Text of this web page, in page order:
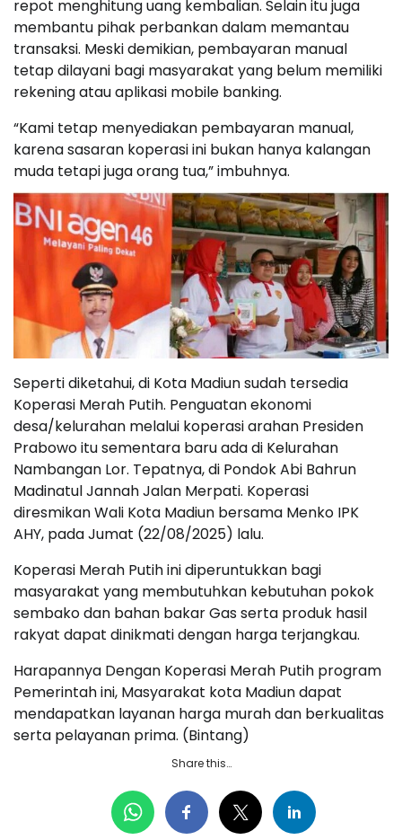
repot menghitung uang kembalian. Selain itu juga
membantu pihak perbankan dalam memantau
transaksi. Meski demikian, pembayaran manual
tetap dilayani bagi masyarakat yang belum memiliki
rekening atau aplikasi mobile banking.
“Kami tetap menyediakan pembayaran manual,
karena sasaran koperasi ini bukan hanya kalangan
muda tetapi juga orang tua,” imbuhnya.
Seperti diketahui, di Kota Madiun sudah tersedia
Koperasi Merah Putih. Penguatan ekonomi
desa/kelurahan melalui koperasi arahan Presiden
Prabowo itu sementara baru ada di Kelurahan
Nambangan Lor. Tepatnya, di Pondok Abi Bahrun
Madinatul Jannah Jalan Merpati. Koperasi
diresmikan Wali Kota Madiun bersama Menko IPK
AHY, pada Jumat (22/08/2025) lalu.
Koperasi Merah Putih ini diperuntukkan bagi
masyarakat yang membutuhkan kebutuhan pokok
sembako dan bahan bakar Gas serta produk hasil
rakyat dapat dinikmati dengan harga terjangkau.
Harapannya Dengan Koperasi Merah Putih program
Pemerintah ini, Masyarakat kota Madiun dapat
mendapatkan layanan harga murah dan berkualitas
serta pelayanan prima. (Bintang)
Share this…